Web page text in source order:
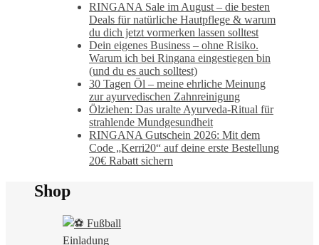
RINGANA Sale im August – die besten
Deals für natürliche Hautpflege & warum
du dich jetzt vormerken lassen solltest
Dein eigenes Business – ohne Risiko.
Warum ich bei Ringana eingestiegen bin
(und du es auch solltest)
30 Tagen Öl – meine ehrliche Meinung
zur ayurvedischen Zahnreinigung
Ölziehen: Das uralte Ayurveda-Ritual für
strahlende Mundgesundheit
RINGANA Gutschein 2026: Mit dem
Code „Kerri20“ auf deine erste Bestellung
20€ Rabatt sichern
Shop